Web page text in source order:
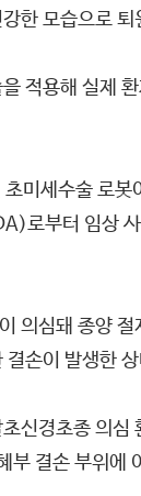
한 모습으로 퇴
적용해 실제
미세수술 로
부터 임상
심돼 종양
손이 발생한
신경초종 의
부 결손 부위에